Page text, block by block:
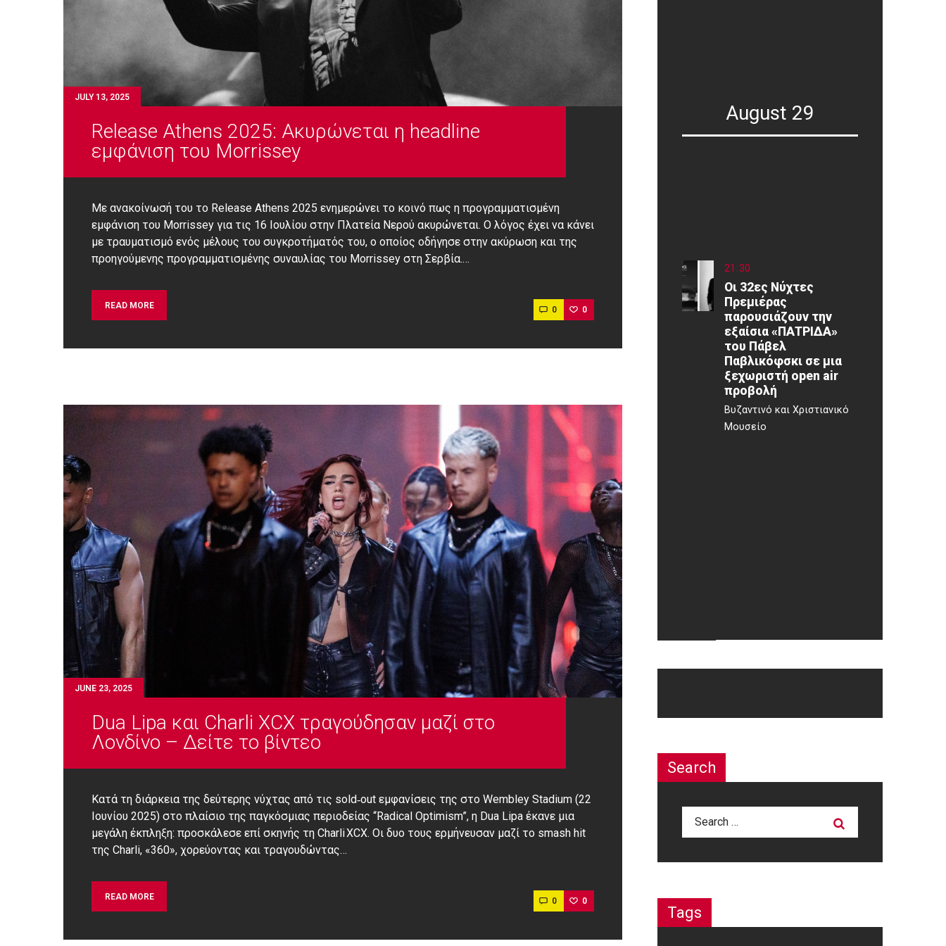
JULY 13, 2025
Release Athens 2025: Ακυρώνεται η headline
εμφάνιση του Morrissey
Με ανακοίνωσή του το Release Athens 2025 ενημερώνει το κοινό πως η προγραμματισμένη
εμφάνιση του Morrissey για τις 16 Ιουλίου στην Πλατεία Νερού ακυρώνεται. Ο λόγος έχει να κάνει
με τραυματισμό ενός μέλους του συγκροτήματός του, ο οποίος οδήγησε στην ακύρωση και της
προηγούμενης προγραμματισμένης συναυλίας του Morrissey στη Σερβία.…
READ MORE 0 0
JUNE 23, 2025
Dua Lipa και Charli XCX τραγούδησαν μαζί στο
Λονδίνο – Δείτε το βίντεο
Κατά τη διάρκεια της δεύτερης νύχτας από τις sold‑out εμφανίσεις της στο Wembley Stadium (22
Ιουνίου 2025) στο πλαίσιο της παγκόσμιας περιοδείας “Radical Optimism”, η Dua Lipa έκανε μια
μεγάλη έκπληξη: προσκάλεσε επί σκηνής τη Charli XCX. Οι δυο τους ερμήνευσαν μαζί το smash hit
της Charli, «360», χορεύοντας και τραγουδώντας…
READ MORE 0 0
August 29
21 :30
Οι 32ες Νύχτες
Πρεμιέρας
παρουσιάζουν την
εξαίσια «ΠΑΤΡΙΔΑ»
του Πάβελ
Παβλικόφσκι σε μια
ξεχωριστή open air
προβολή
Βυζαντινό και Χριστιανικό
Μουσείο
Search
Search
Tags